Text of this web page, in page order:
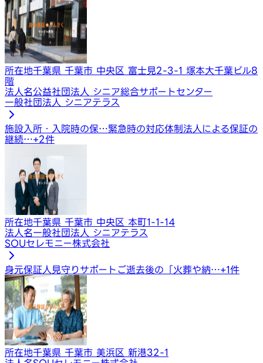
所在地千葉県 千葉市 中央区 富士見2-3-1 塚本大千葉ビル8
階
法人名公益社団法人 シニア総合サポートセンター
一般社団法人 シニアテラス
施設入所・入院時の保…緊急時の対応体制 法人による保証の
継続…+2件
所在地千葉県 千葉市 中央区 本町1-1-14
法人名一般社団法人 シニアテラス
SOUセレモニー株式会社
身元保証人 見守りサポート ご逝去後の「火葬や納…+1件
所在地千葉県 千葉市 美浜区 新港32-1